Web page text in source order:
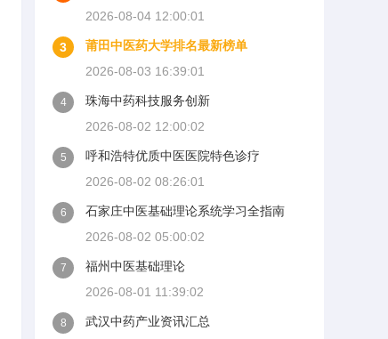
2026-08-04 12:00:01
3
莆田中医药大学排名最新榜单
2026-08-03 16:39:01
4
珠海中药科技服务创新
2026-08-02 12:00:02
5
呼和浩特优质中医医院特色诊疗
2026-08-02 08:26:01
6
石家庄中医基础理论系统学习全指南
2026-08-02 05:00:02
7
福州中医基础理论
2026-08-01 11:39:02
8
武汉中药产业资讯汇总